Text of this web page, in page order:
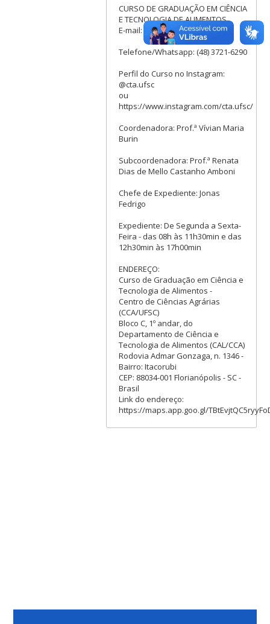
CURSO DE GRADUAÇÃO EM CIÊNCIA
E TECNOLOGIA DE ALIMENTOS
E-mail: cta.cca@contato.ufsc.br
Telefone/Whatsapp: (48) 3721-6290
Perfil do Curso no Instagram:
@cta.ufsc
ou
https://www.instagram.com/cta.ufsc/
Coordenadora: Prof.ª Vívian Maria
Burin
Subcoordenadora: Prof.ª Renata
Dias de Mello Castanho Amboni
Chefe de Expediente: Jonas
Fedrigo
Expediente: De Segunda a Sexta-
Feira - das 08h às 11h30min e das
12h30min às 17h00min
ENDEREÇO:
Curso de Graduação em Ciência e
Tecnologia de Alimentos -
Centro de Ciências Agrárias
(CCA/UFSC)
Bloco C, 1º andar, do
Departamento de Ciência e
Tecnologia de Alimentos (CAL/CCA)
Rodovia Admar Gonzaga, n. 1346 -
Bairro: Itacorubi
CEP: 88034-001 Florianópolis - SC -
Brasil
Link do endereço:
https://maps.app.goo.gl/